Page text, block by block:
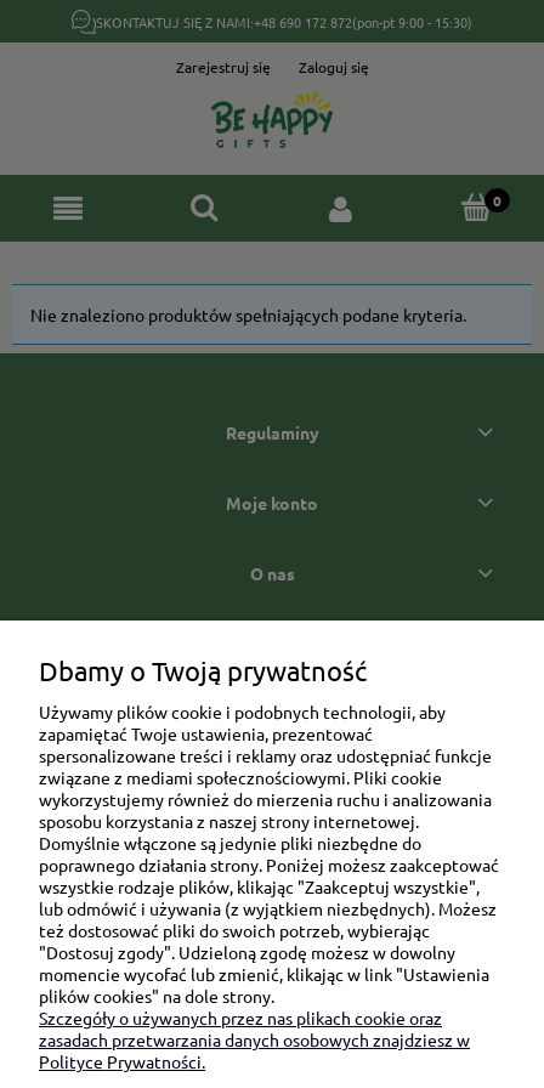
SKONTAKTUJ SIĘ Z NAMI:+48 690 172 872(pon-pt 9:00 - 15:30)
Zarejestruj się Zaloguj się
Nie znaleziono produktów spełniających podane kryteria.
Regulaminy
Moje konto
O nas
Ul. Brukowa 6/8 lok. 57/58
91-341 Łódź
NIP: 6751510615
SKONTAKTUJ SIĘ Z NAMI:
sklep@be-happygifts.com
+48 690 172 872
(pon-pt 9:00 - 15:30)
Dbamy o Twoją prywatność
Używamy plików cookie i podobnych technologii, aby
zapamiętać Twoje ustawienia, prezentować
spersonalizowane treści i reklamy oraz udostępniać funkcje
związane z mediami społecznościowymi. Pliki cookie
wykorzystujemy również do mierzenia ruchu i analizowania
sposobu korzystania z naszej strony internetowej.
Domyślnie włączone są jedynie pliki niezbędne do
poprawnego działania strony. Poniżej możesz zaakceptować
wszystkie rodzaje plików, klikając "Zaakceptuj wszystkie",
lub odmówić i używania (z wyjątkiem niezbędnych). Możesz
też dostosować pliki do swoich potrzeb, wybierając
"Dostosuj zgody". Udzieloną zgodę możesz w dowolny
momencie wycofać lub zmienić, klikając w link "Ustawienia
plików cookies" na dole strony.
Szczegóły o używanych przez nas plikach cookie oraz
zasadach przetwarzania danych osobowych znajdziesz w
Polityce Prywatności.